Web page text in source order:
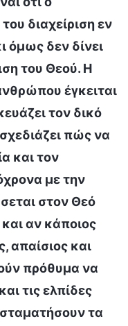
διαχείριση εν
όμως δεν δίνει
του Θεού. Η
έγκειται
τον δικό
πώς να
και τον
με την
στον Θεό
αν κάποιος
απαίσιος και
πρόθυμα να
τις ελπίδες
τα